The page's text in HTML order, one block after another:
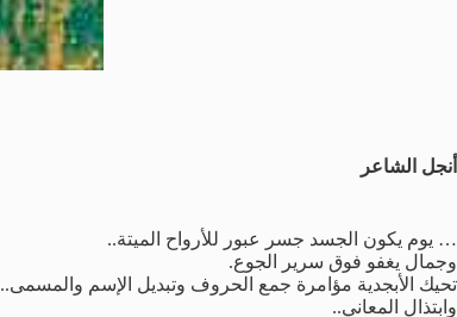
أنجل الشاعر
… يوم يكون الجسد جسر عبور للأرواح الميتة..
وجمال يغفو فوق سرير الجوع.
تحيك الأبجدية مؤامرة جمع الحروف وتبديل الإسم والمسمى..
وابتذال المعاني..